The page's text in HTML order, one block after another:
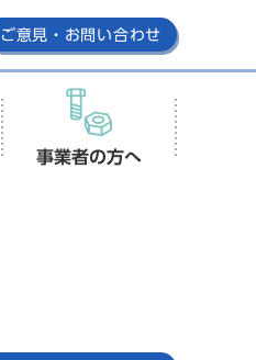
ご意見・お問い合わせ
事業者の方へ